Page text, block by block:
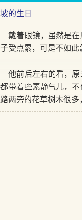
的生日
眼镜，虽然是在脑
受点累，可是不如此
后左右的看，原来
带着些素静气儿，
两旁的花草树木很